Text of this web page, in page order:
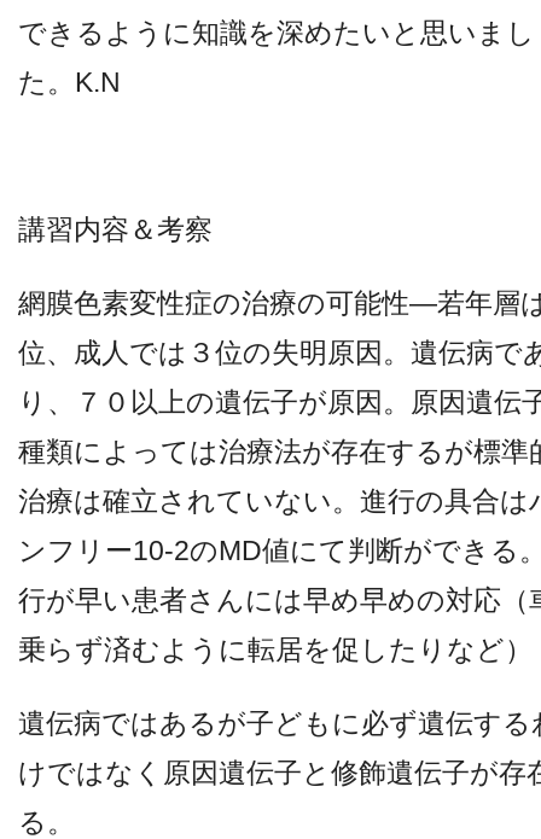
できるように知識を深めたいと思いまし
た。K.N
講習内容＆考察
網膜色素変性症の治療の可能性―若年層
位、成人では３位の失明原因。遺伝病で
り、７０以上の遺伝子が原因。原因遺伝
種類によっては治療法が存在するが標準
治療は確立されていない。進行の具合は
ンフリー10-2のMD値にて判断ができる
行が早い患者さんには早め早めの対応（
乗らず済むように転居を促したりなど）
遺伝病ではあるが子どもに必ず遺伝する
けではなく原因遺伝子と修飾遺伝子が存
る。